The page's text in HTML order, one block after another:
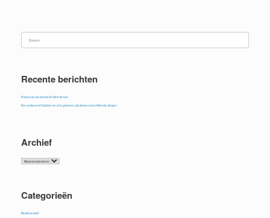
Zoeken
Recente berichten
Raad van de straat, Eveline Kroes
Een antwoord hebben en erin geloven zijn twee verschillende dingen
Archief
Archief
Categorieën
Biodiversiteit